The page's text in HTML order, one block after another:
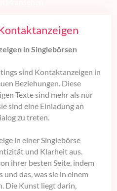
in Singlebörsen
sind Kontaktanzeigen in
Beziehungen. Diese
Texte sind mehr als nur
sind eine Einladung an
zu treten.
in einer Singlebörse
und Klarheit aus.
ihrer besten Seite, indem
das, was sie in einem
Die Kunst liegt darin,